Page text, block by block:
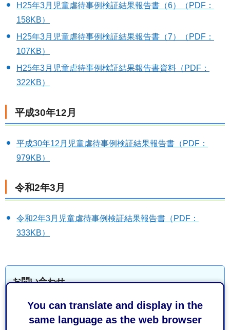
You can translate and display in the
same language as the web browser
H25年3月児童虐待事例検証結果報告書（6）（PDF：
158KB）
H25年3月児童虐待事例検証結果報告書（7）（PDF：
107KB）
H25年3月児童虐待事例検証結果報告書資料（PDF：
322KB）
平成30年12月
平成30年12月児童虐待事例検証結果報告書（PDF：
979KB）
令和2年3月
令和2年3月児童虐待事例検証結果報告書（PDF：
333KB）
お問い合わせ
こども未来局こども家庭福祉課こども支援係
葵区追手町5-1 静岡庁舎新館17階